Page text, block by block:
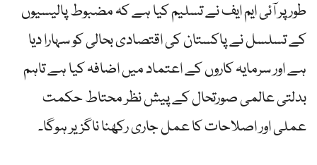
طور پر آئی ایم ایف نے تسلیم کیا ہے کہ مضبوط پالیسیوں
کے تسلسل نے پاکستان کی اقتصادی بحالی کو سہارا دیا
ہے اور سرمایہ کاروں کے اعتماد میں اضافہ کیا ہے تاہم
بدلتی عالمی صورتحال کے پیش نظر محتاط حکمت
عملی اور اصلاحات کا عمل جاری رکھنا ناگزیر ہوگا۔